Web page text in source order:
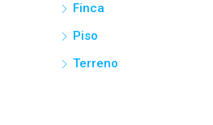
Finca
Piso
Terreno